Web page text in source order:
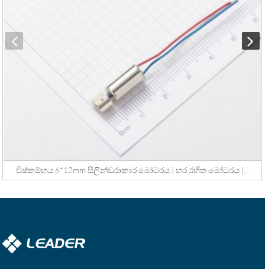
විෂ්කම්භය 6*12mm සිලින්ඩරාකාර මෝටරය | හර රහිත මෝටරය |...